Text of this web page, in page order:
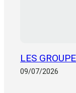
LES
09/07/2026